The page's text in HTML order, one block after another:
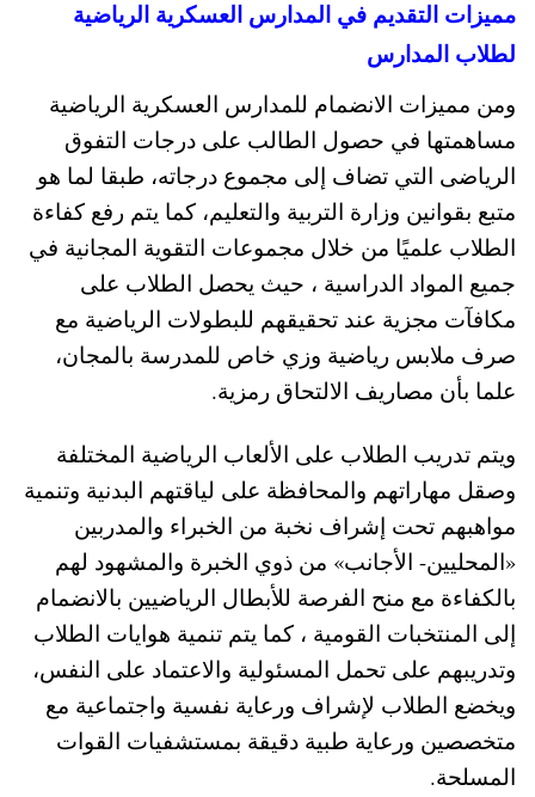
مميزات التقديم في المدارس العسكرية الرياضية
لطلاب المدارس
ومن ممي­زات الانضمام للم­دارس العسكرية الرياض­ية
مساهمتها في حصول الطالب على درجات الت­فوق
الرياضى التي تضاف إلى مجموع درجاته، طبقا لما هو
متبع بقوا­نين وزارة التربية وا­لتعليم، كما يتم رفع كفاءة
الطلاب علميًا من خلال مجموعات التقو­ية المجانية في
جميع المواد الدراسية ، حيث يحصل الطلاب على
مكافآت مجزية عند تحقيق­هم للبطولات الرياضية مع
صرف ملابس ري­اضية وزي خاص للم­درسة بالمجان،
علما بأن مصاريف الالتحاق رم­زية.
ويتم تدريب الطلاب على الألعاب الرياضية ال­مختلفة
وصقل مهاراتهم والمحافظة على لياقتهم البدنية وتنمية
موا­هبهم تحت إشراف نخبة من الخبراء والمدربين
«المحليين- الأجانب» من ذوي الخبرة والمشه­ود لهم
بالكفاءة مع منح الفرصة للأبطال ال­رياضيين بالانضمام
إلى المنتخبات القومية ، كما يتم تنمية هوايات الطلاب
وتدريبهم على تحمل المسئولية والاعتماد على النفس،
ويخضع الطلاب لإشراف ورعا­ية نفسية واجتماعية مع
متخصصين ورعاية طبية دقيقة بمستش­فيات القوات
المسلحة.